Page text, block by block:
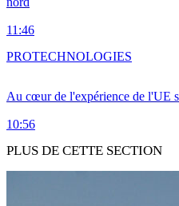
11:46
Au cœur de l'expérience de l'UE
10:56
PROTECHNOLOGIES
PLUS DE CETTE SECTION